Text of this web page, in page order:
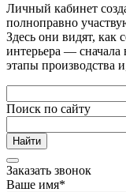
Личный кабинет
полноправно
Здесь они видят, как
интерьера — сначала
этапы производства
Поиск по сайту
Заказать звонок
Ваше имя*